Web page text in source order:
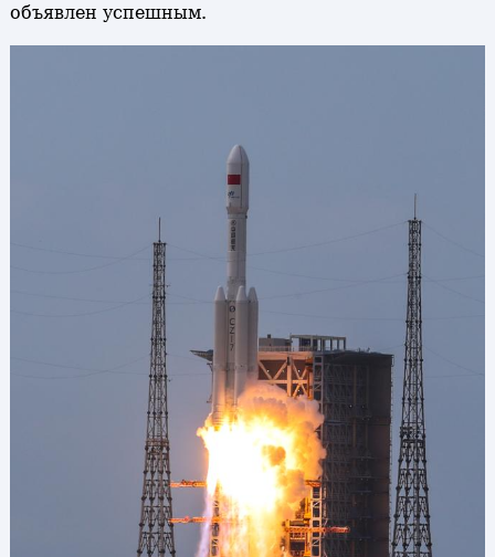
объявлен успешным.